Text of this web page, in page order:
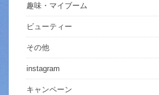
趣味・マイブーム
ビューティー
その他
instagram
キャンペーン